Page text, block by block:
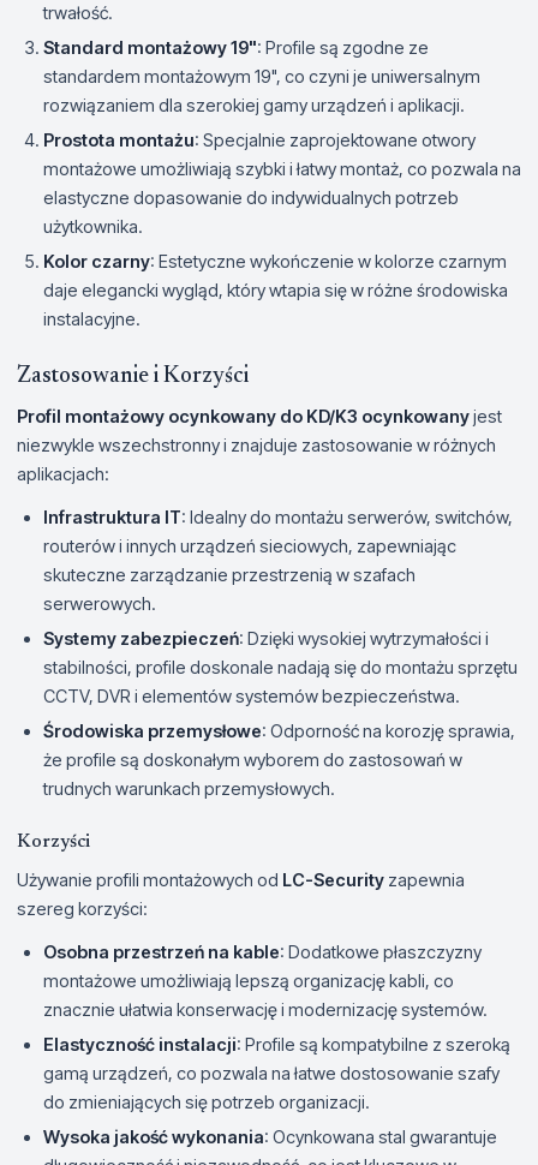
trwałość.
Standard montażowy 19": Profile są zgodne ze
standardem montażowym 19", co czyni je uniwersalnym
rozwiązaniem dla szerokiej gamy urządzeń i aplikacji.
Prostota montażu: Specjalnie zaprojektowane otwory
montażowe umożliwiają szybki i łatwy montaż, co pozwala na
elastyczne dopasowanie do indywidualnych potrzeb
użytkownika.
Kolor czarny: Estetyczne wykończenie w kolorze czarnym
daje elegancki wygląd, który wtapia się w różne środowiska
instalacyjne.
Zastosowanie i Korzyści
Profil montażowy ocynkowany do KD/K3 ocynkowanyjest
niezwykle wszechstronny i znajduje zastosowanie w różnych
aplikacjach:
Infrastruktura IT: Idealny do montażu serwerów, switchów,
routerów i innych urządzeń sieciowych, zapewniając
skuteczne zarządzanie przestrzenią w szafach
serwerowych.
Systemy zabezpieczeń: Dzięki wysokiej wytrzymałości i
stabilności, profile doskonale nadają się do montażu sprzętu
CCTV, DVR i elementów systemów bezpieczeństwa.
Środowiska przemysłowe: Odporność na korozję sprawia,
że profile są doskonałym wyborem do zastosowań w
trudnych warunkach przemysłowych.
Korzyści
Używanie profili montażowych od LC-Security zapewnia
szereg korzyści:
Osobna przestrzeń na kable: Dodatkowe płaszczyzny
montażowe umożliwiają lepszą organizację kabli, co
znacznie ułatwia konserwację i modernizację systemów.
Elastyczność instalacji: Profile są kompatybilne z szeroką
gamą urządzeń, co pozwala na łatwe dostosowanie szafy
do zmieniających się potrzeb organizacji.
Wysoka jakość wykonania: Ocynkowana stal gwarantuje